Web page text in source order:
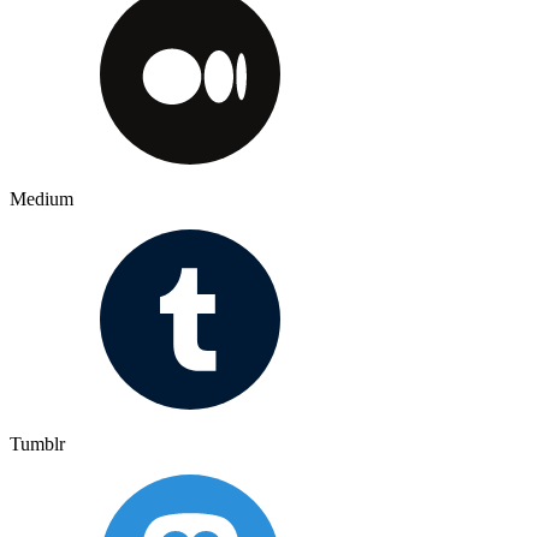
Medium
Tumblr